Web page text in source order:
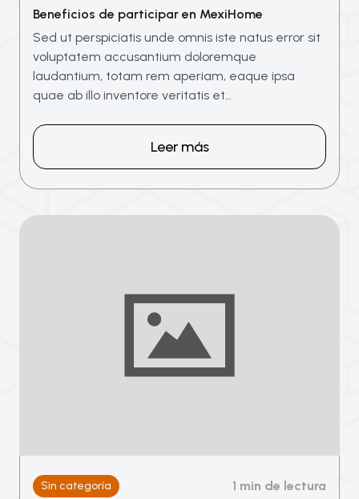
Beneficios de participar en MexiHome
Sed ut perspiciatis unde omnis iste natus error sit
voluptatem accusantium doloremque
laudantium, totam rem aperiam, eaque ipsa
quae ab illo inventore veritatis et…
Leer más
Sin categoría 1 min de lectura